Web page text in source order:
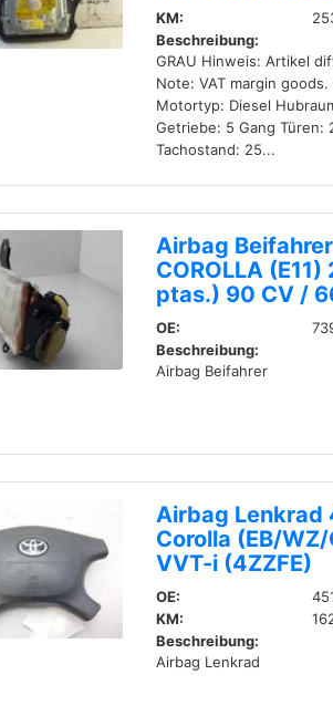
KM:
Beschreibung:
GRAU Hinweis: Artikel
Note: VAT margin
Motortyp: Diesel
Getriebe: 5 Gang
Tachostand: 25...
Airbag
COROLLA
ptas.) 90 CV /
OE:
Beschreibung:
Airbag Beifahrer
Airbag Lenkrad
Corolla (EB/
VVT-i (4ZZFE)
OE:
KM:
Beschreibung:
Airbag Lenkrad